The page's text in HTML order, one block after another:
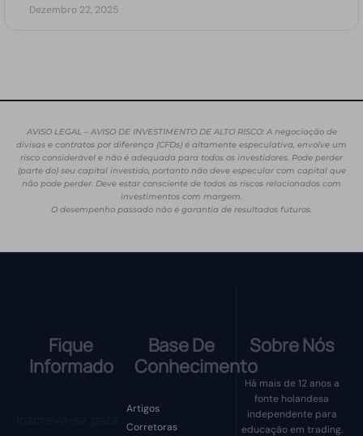
Dezembro 22, 2025
AVISO LEGAL – AVISO DE INVESTIMENTO DE ALTO RISCO: A negociação de
divisas e contratos por diferença (CFDs) é altamente especulativa, envolve um
risco considerável e não é adequada para todos os investidores. Pode perder
(parte do) seu capital investido, portanto não deve especular com capital que
não pode perder. Deve estar consciente de todos os riscos relacionados com
investimentos com margem.
O desempenho passado não é garantia de resultados futuros.
Fique
Informado
Base De
Conhecimento
Artigos
Corretoras
Sobre Nós
Há mais de 12 anos a
fonte holandesa
independente para
educação em trading.